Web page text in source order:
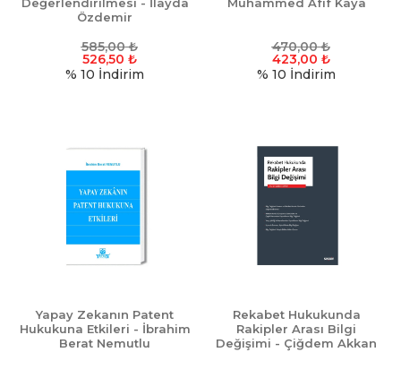
Özdemir
585,00₺
526,50 ₺
% 10 İndirim
470,00₺
423,00 ₺
% 10 İndirim
Yapay Zekanın Patent
Hukukuna Etkileri - İbrahim
Berat Nemutlu
Rekabet Hukukunda
Rakipler Arası Bilgi
Değişimi - Çiğdem Akkan